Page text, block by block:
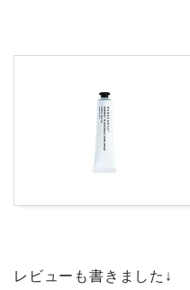
レビューも書きました↓